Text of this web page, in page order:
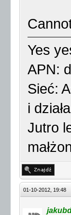
Yes
APN:
Sieć:
i działa
Jutro
01-10-2012, 19:48